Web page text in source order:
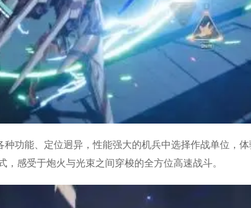
功能、定位迥异，性能强大的机兵中选择作战单位，
感受于炮火与光束之间穿梭的全方位高速战斗。